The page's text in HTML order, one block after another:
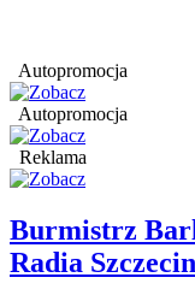
Autopromocja
Autopromocja
Reklama
Burmistrz
Radia Szczecin